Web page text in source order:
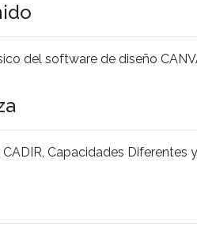
del software de diseño
Capacidades Diferentes